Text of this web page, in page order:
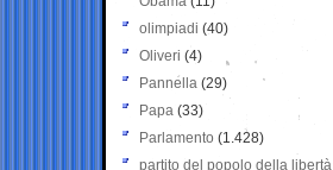
olimpiadi (40)
Oliveri (4)
Pannella (29)
Papa (33)
Parlamento (1.428)
partito del popolo della libertà